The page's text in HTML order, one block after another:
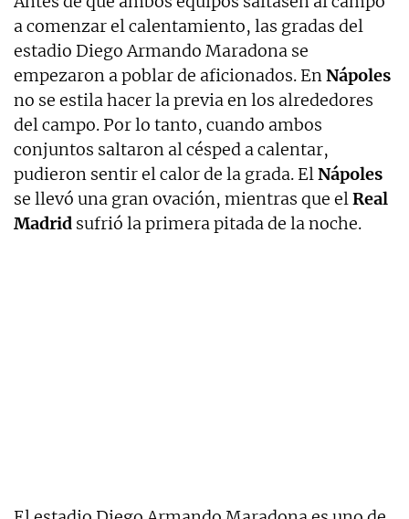
a comenzar el calentamiento, las gradas del
estadio Diego Armando Maradona se
empezaron a poblar de aficionados. EnNápoles
no se estila hacer la previa en los alrededores
del campo. Por lo tanto, cuando ambos
conjuntos saltaron al césped a calentar,
pudieron sentir el calor de la grada. ElNápoles
se llevó una gran ovación, mientras que elReal
Madrid sufrió la primera pitada de la noche.